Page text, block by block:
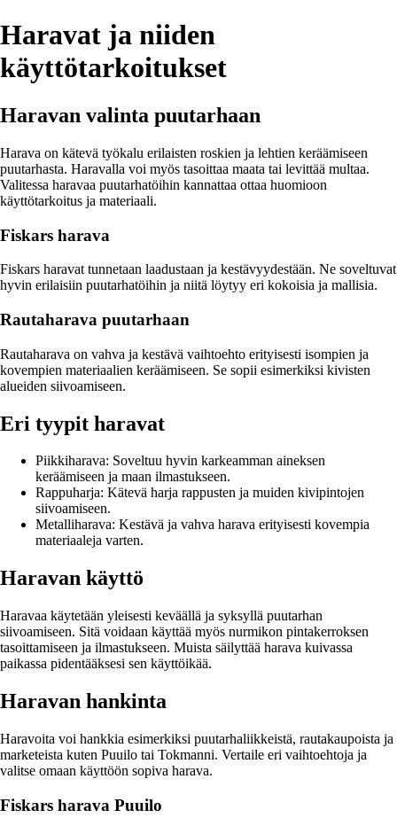
Haravat ja niiden
käyttötarkoitukset
Haravan valinta puutarhaan
Harava on kätevä työkalu erilaisten roskien ja lehtien keräämiseen
puutarhasta. Haravalla voi myös tasoittaa maata tai levittää multaa.
Valitessa haravaa puutarhatöihin kannattaa ottaa huomioon
käyttötarkoitus ja materiaali.
Fiskars harava
Fiskars haravat tunnetaan laadustaan ja kestävyydestään. Ne soveltuvat
hyvin erilaisiin puutarhatöihin ja niitä löytyy eri kokoisia ja mallisia.
Rautaharava puutarhaan
Rautaharava on vahva ja kestävä vaihtoehto erityisesti isompien ja
kovempien materiaalien keräämiseen. Se sopii esimerkiksi kivisten
alueiden siivoamiseen.
Eri tyypit haravat
Piikkiharava: Soveltuu hyvin karkeamman aineksen
keräämiseen ja maan ilmastukseen.
Rappuharja: Kätevä harja rappusten ja muiden kivipintojen
siivoamiseen.
Metalliharava: Kestävä ja vahva harava erityisesti kovempia
materiaaleja varten.
Haravan käyttö
Haravaa käytetään yleisesti keväällä ja syksyllä puutarhan
siivoamiseen. Sitä voidaan käyttää myös nurmikon pintakerroksen
tasoittamiseen ja ilmastukseen. Muista säilyttää harava kuivassa
paikassa pidentääksesi sen käyttöikää.
Haravan hankinta
Haravoita voi hankkia esimerkiksi puutarhaliikkeistä, rautakaupoista ja
marketeista kuten Puuilo tai Tokmanni. Vertaile eri vaihtoehtoja ja
valitse omaan käyttöön sopiva harava.
Fiskars harava Puuilo